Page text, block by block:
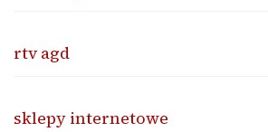
rtv agd
sklepy internetowe